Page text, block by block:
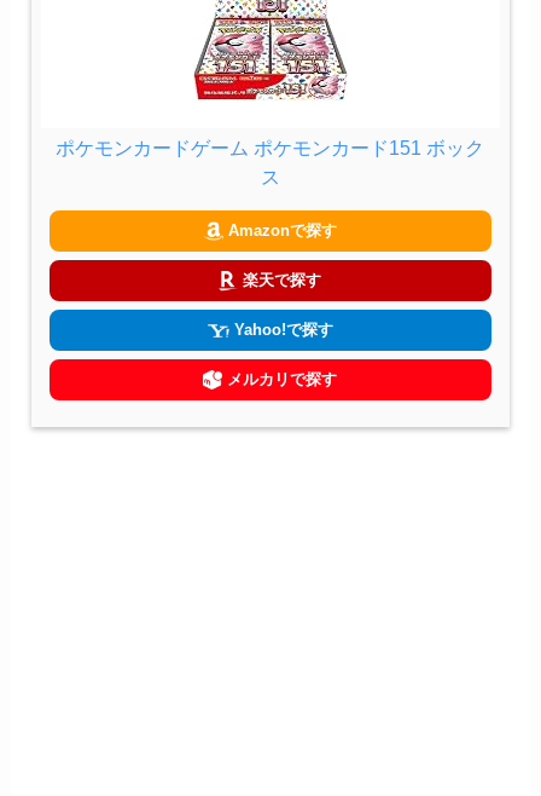
ポケモンカードゲーム ポケモンカード151 ボック
ス
Amazonで探す
楽天で探す
Yahoo!で探す
メルカリで探す